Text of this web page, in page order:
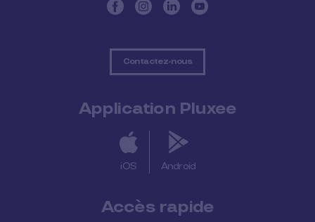
Contactez-nous
Application Pluxee
iOS Android
Accès rapide